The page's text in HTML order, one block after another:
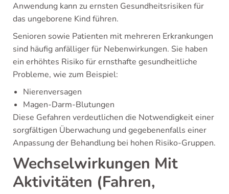
Anwendung kann zu ernsten Gesundheitsrisiken für
das ungeborene Kind führen.
Senioren sowie Patienten mit mehreren Erkrankungen
sind häufig anfälliger für Nebenwirkungen. Sie haben
ein erhöhtes Risiko für ernsthafte gesundheitliche
Probleme, wie zum Beispiel:
Nierenversagen
Magen-Darm-Blutungen
Diese Gefahren verdeutlichen die Notwendigkeit einer
sorgfältigen Überwachung und gegebenenfalls einer
Anpassung der Behandlung bei hohen Risiko-Gruppen.
Wechselwirkungen Mit
Aktivitäten (Fahren,